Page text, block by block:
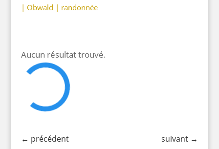
| Obwald | randonnée
Aucun résultat trouvé.
← précédent suivant →